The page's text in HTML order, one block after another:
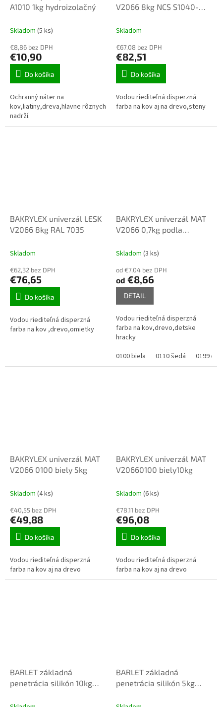
A1010 1kg hydroizolačný
Skladom (5 ks)
€8,86 bez DPH
€10,90
Do košíka
Ochranný náter na
kov,liatiny,dreva,hlavne rôznych
nadrží.
V2066 8kg NCS S1040-
Skladom
€67,08 bez DPH
€82,51
Do košíka
Vodou riediteľná disperzná
farba na kov aj na drevo,steny
BAKRYLEX univerzál LESK
V2066 8kg RAL 7035
Skladom
€62,32 bez DPH
€76,65
Do košíka
Vodou riediteľná disperzná
farba na kov ,drevo,omietky
BAKRYLEX univerzál MAT
V2066 0,7kg podla
Skladom (3 ks)
od €7,04 bez DPH
od €8,66
DETAIL
Vodou riediteľná disperzná
farba na kov,drevo,detske
hracky
0100 biela
0110 šedá 0199
BAKRYLEX univerzál MAT
V2066 0100 biely 5kg
Skladom (4 ks)
€40,55 bez DPH
€49,88
Do košíka
Vodou riediteľná disperzná
farba na kov aj na drevo
BAKRYLEX univerzál MAT
V20660100 biely10kg
Skladom (6 ks)
€78,11 bez DPH
€96,08
Do košíka
Vodou riediteľná disperzná
farba na kov aj na drevo
BARLET základná
penetrácia silikón 10kg
BARLET základná
penetrácia silikón 5kg